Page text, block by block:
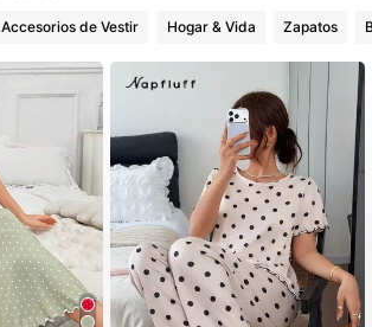
Accesorios de Vestir Hogar & Vida Zapatos